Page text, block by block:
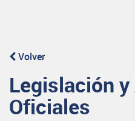
Volver
Legislación
Oficiales